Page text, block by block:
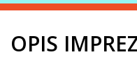
OPIS